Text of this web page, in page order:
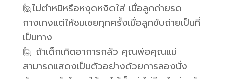
🙋ไม่ตำหนิหรือหงุดหงิดใส่ เมื่อลูกถ่ายรด
กางเกงแต่ให้ชมเชยทุกครั้งเมื่อลูกขับถ่ายเป็นที่
เป็นทาง
🙋 ถ้าเด็กเกิดอาการกลัว คุณพ่อคุณแม่
สามารถแสดงเป็นตัวอย่างด้วยการลองนั่ง